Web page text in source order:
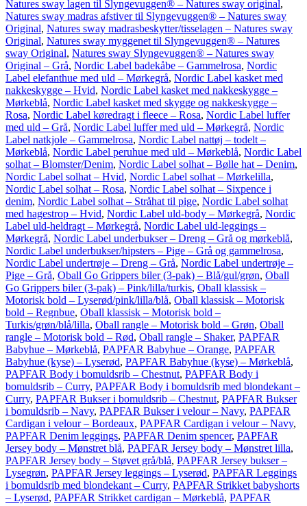
Natures sway lagen til Slyngevuggen® – Natures sway original,
Natures sway madras afstiver til Slyngevuggen® – Natures sway
Original, Natures sway madrasbeskytter/tisselagen – Natures sway
Original, Natures sway myggenet til Slyngevuggen® – Natures
sway Original, Natures sway Slyngevuggen® – Natures sway
Original – Grå, Nordic Label badekåbe – Gammelrosa, Nordic
Label elefanthue med uld – Mørkegrå, Nordic Label kasket med
nakkeskygge – Hvid, Nordic Label kasket med nakkeskygge –
Mørkeblå, Nordic Label kasket med skygge og nakkeskygge –
Rosa, Nordic Label køredragt i fleece – Rosa, Nordic Label luffer
med uld – Grå, Nordic Label luffer med uld – Mørkegrå, Nordic
Label natkjole – Gammelrosa, Nordic Label nattøj – todelt –
Mørkeblå, Nordic Label peruhue med uld – Mørkeblå, Nordic Label
solhat – Blomster/Denim, Nordic Label solhat – Bølle hat – Denim,
Nordic Label solhat – Hvid, Nordic Label solhat – Mørkelilla,
Nordic Label solhat – Rosa, Nordic Label solhat – Sixpence i
denim, Nordic Label solhat – Stråhat til pige, Nordic Label solhat
med hagestrop – Hvid, Nordic Label uld-body – Mørkegrå, Nordic
Label uld-heldragt – Mørkegrå, Nordic Label uld-leggings –
Mørkegrå, Nordic Label underbukser – Dreng – Grå og mørkeblå,
Nordic Label underbukser/hipsters – Pige – Grå og gammelrosa,
Nordic Label undertrøje – Dreng – Grå, Nordic Label undertrøje –
Pige – Grå, Oball Go Grippers biler (3-pak) – Blå/gul/grøn, Oball
Go Grippers biler (3-pak) – Pink/lilla/turkis, Oball klassisk –
Motorisk bold – Lyserød/pink/lilla/blå, Oball klassisk – Motorisk
bold – Regnbue, Oball klassisk – Motorisk bold –
Turkis/grøn/blå/lilla, Oball rangle – Motorisk bold – Grøn, Oball
rangle – Motorisk bold – Rød, Oball rangle – Shaker, PAPFAR
Babyhue – Mørkeblå, PAPFAR Babyhue – Orange, PAPFAR
Babyhue (kyse) – Lyserød, PAPFAR Babyhue (kyse) – Mørkeblå,
PAPFAR Body i bomuldsrib – Chestnut, PAPFAR Body i
bomuldsrib – Curry, PAPFAR Body i bomuldsrib med blondekant –
Curry, PAPFAR Bukser i bomuldsrib – Chestnut, PAPFAR Bukser
i bomuldsrib – Navy, PAPFAR Bukser i velour – Navy, PAPFAR
Cardigan i velour – Bordeaux, PAPFAR Cardigan i velour – Navy,
PAPFAR Denim leggings, PAPFAR Denim spencer, PAPFAR
Jersey body – Mønstret blå, PAPFAR Jersey body – Mønstret lilla,
PAPFAR Jersey body – Støvet grå/blå, PAPFAR Jersey bukser –
Lysegrøn, PAPFAR Jersey leggings – Lyserød, PAPFAR Leggings
i bomuldsrib med blondekant – Curry, PAPFAR Strikket babyshorts
– Lyserød, PAPFAR Strikket cardigan – Mørkeblå, PAPFAR